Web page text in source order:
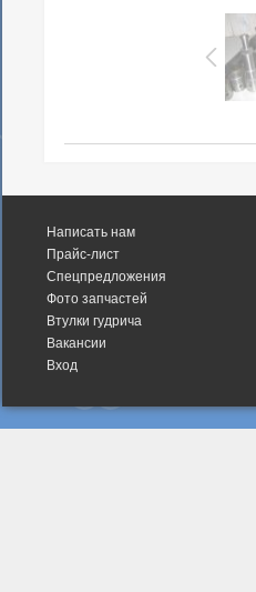
Написать нам
Прайс-лист
Спецпредложения
Фото запчастей
Втулки гудрича
Вакансии
Вход